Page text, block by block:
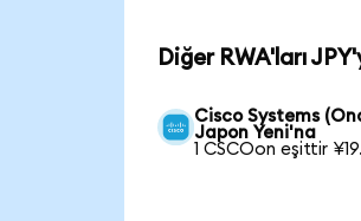
Diğer RWA'ları
Cisco Systems
Japon Yeni'na
1 CSCOon eşittir